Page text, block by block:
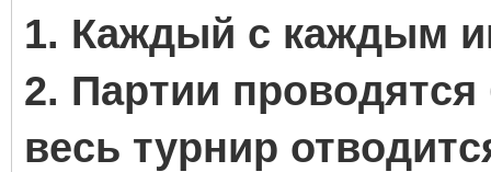
1. Каждый с каждым
2. Партии
весь турнир